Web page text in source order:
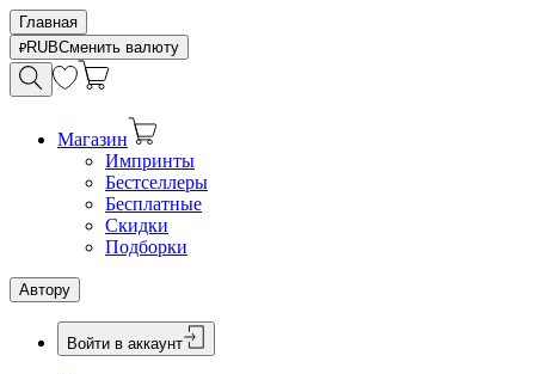
Главная
RUBСменить валюту
Магазин
Импринты
Бестселлеры
Бесплатные
Скидки
Подборки
Автору
Войти в аккаунт